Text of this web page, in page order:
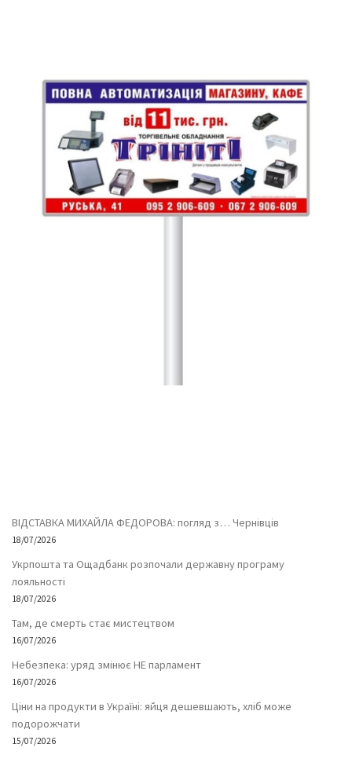
ВІДСТАВКА МИХАЙЛА ФЕДОРОВА: погляд з… Чернівців
18/07/2026
Укрпошта та Ощадбанк розпочали державну програму
лояльності
18/07/2026
Там, де смерть стає мистецтвом
16/07/2026
Небезпека: уряд змінює НЕ парламент
16/07/2026
Ціни на продукти в Україні: яйця дешевшають, хліб може
подорожчати
15/07/2026